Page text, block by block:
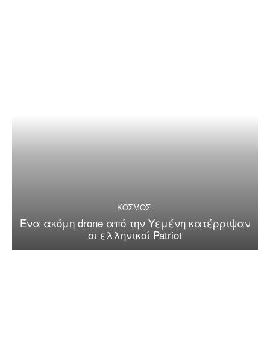
ΚΟΣΜΟΣ
Ένα ακόμη drone από την Υεμένη κατέρριψαν
οι ελληνικοί Patriot